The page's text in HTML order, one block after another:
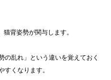
背姿勢が関与します。
の乱れ」という違いを覚えておく
すくなります。